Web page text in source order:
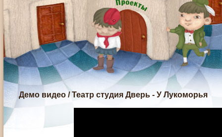
Демо видео /Театр студия Дверь - У Лукоморья